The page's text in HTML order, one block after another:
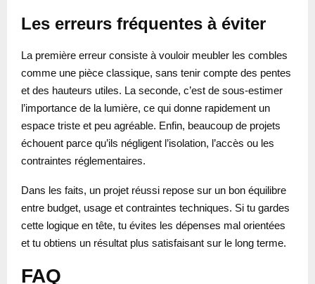
Les erreurs fréquentes à éviter
La première erreur consiste à vouloir meubler les combles
comme une pièce classique, sans tenir compte des pentes
et des hauteurs utiles. La seconde, c’est de sous-estimer
l’importance de la lumière, ce qui donne rapidement un
espace triste et peu agréable. Enfin, beaucoup de projets
échouent parce qu’ils négligent l’isolation, l’accès ou les
contraintes réglementaires.
Dans les faits, un projet réussi repose sur un bon équilibre
entre budget, usage et contraintes techniques. Si tu gardes
cette logique en tête, tu évites les dépenses mal orientées
et tu obtiens un résultat plus satisfaisant sur le long terme.
FAQ